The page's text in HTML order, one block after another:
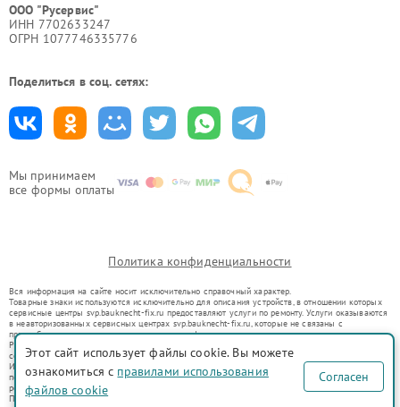
Мы принимаем
все формы оплаты
ООО "Русервис"
ИНН 7702633247
ОГРН 1077746335776
Поделиться в соц. сетях:
Политика конфиденциальности
Вся информация на сайте носит исключительно справочный характер.
Товарные знаки используются исключительно для описания устройств, в отношении которых
сервисные центры svp.bauknecht-fix.ru предоставляют услуги по ремонту. Услуги оказываются
в неавторизованных сервисных центрах svp.bauknecht-fix.ru, которые не связаны с
правообладателями товарных знаков или их официальными представителями.
Ремонт осуществляется для устройств, уже введенных в гражданский оборот в соответствии
со статьей 1487 ГК РФ.
Использование товарных знаков не преследует цели индивидуализации услуг или введения
потребителей в заблуждение, а служит для информирования о предоставляемых услугах по
ремонту техники указанных брендов.
Представленная на сайте информация не является публичной офертой, определяемой
Этот сайт использует файлы cookie. Вы можете
ознакомиться с правилами использования
файлов cookie
Согласен